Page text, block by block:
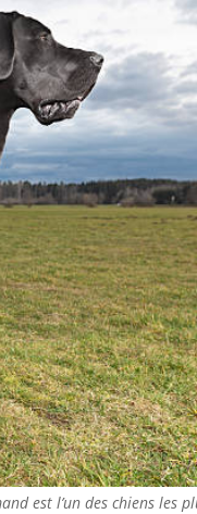
est l’un des chiens les